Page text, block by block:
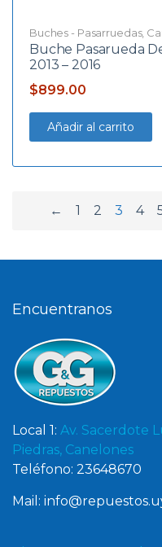
Buches - Pasarruedas,
Buche Pasarueda
2013 – 2016
$899.00
Añadir al carrito
← 1 2 3 4
Encuentranos
Local 1: Av. Sacerdote
Piedras, Canelones
Teléfono: 23648670
Mail: